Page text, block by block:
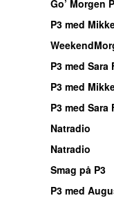
Go’ Morgen
P3 med
P3 med Sara
P3 med
P3 med Sara
Natradio
Natradio
Smag på P3
P3 med